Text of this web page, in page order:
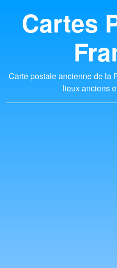
Cartes
Carte postale ancienne de la
lieux anciens